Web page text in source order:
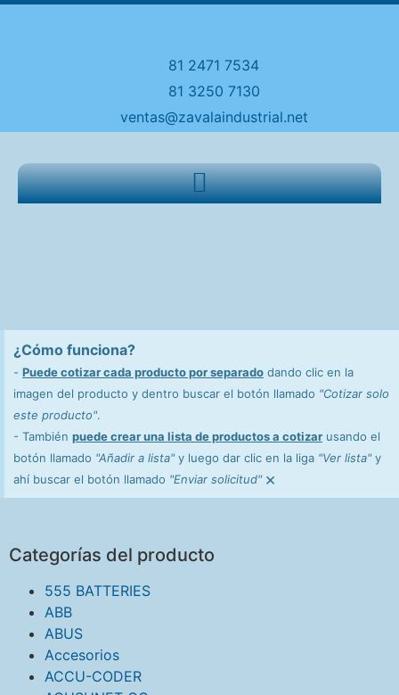
81 2471 7534
81 3250 7130
ventas@zavalaindustrial.net
¿Cómo funciona?
- Puede cotizar cada producto por separado dando clic en la
imagen del producto y dentro buscar el botón llamado "Cotizar solo
este producto".
- También puede crear una lista de productos a cotizar usando el
botón llamado "Añadir a lista" y luego dar clic en la liga "Ver lista" y
ahí buscar el botón llamado "Enviar solicitud" ×
Categorías del producto
555 BATTERIES
ABB
ABUS
Accesorios
ACCU-CODER